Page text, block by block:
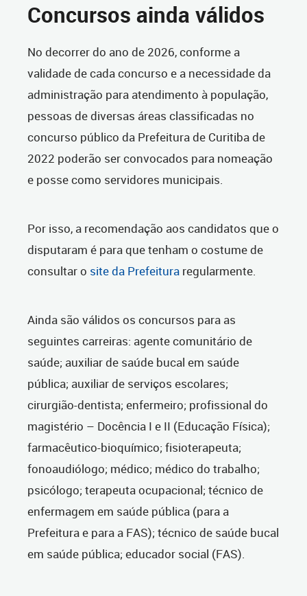
Concursos ainda válidos
No decorrer do ano de 2026, conforme a
validade de cada concurso e a necessidade da
administração para atendimento à população,
pessoas de diversas áreas classificadas no
concurso público da Prefeitura de Curitiba de
2022 poderão ser convocados para nomeação
e posse como servidores municipais.
Por isso, a recomendação aos candidatos que o
disputaram é para que tenham o costume de
consultar o site da Prefeitura regularmente.
Ainda são válidos os concursos para as
seguintes carreiras: agente comunitário de
saúde; auxiliar de saúde bucal em saúde
pública; auxiliar de serviços escolares;
cirurgião-dentista; enfermeiro; profissional do
magistério – Docência I e II (Educação Física);
farmacêutico-bioquímico; fisioterapeuta;
fonoaudiólogo; médico; médico do trabalho;
psicólogo; terapeuta ocupacional; técnico de
enfermagem em saúde pública (para a
Prefeitura e para a FAS); técnico de saúde bucal
em saúde pública; educador social (FAS).